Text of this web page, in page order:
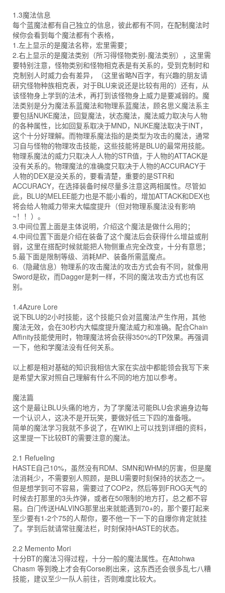
1.3魔法信息
每个蓝魔法都有自己独立的信息，彼此都有不同，在配制魔法时
候你会看到每个魔法都有个表格，
1.左上显示的是魔法名称，宏里需要；
2.右上显示的是魔法类别（所习得怪物类别-魔法类别），这里需
要特别注意，怪物类别和怪物相克表是有关系的，受到克制时和
克制别人时威力会有差异，（这里省略N百字，有兴趣的朋友请
研究怪物种族相克表，对于BLU来说还是比较有用的）还有，从
该怪物身上学到的法术，再打到该怪物身上威力是要减弱的。魔
法类别是分为魔法系蓝魔法和物理系蓝魔法，顾名思义魔法系主
要包括NUKE魔法，回复魔法，状态魔法，魔法威力取决与人物
的各种属性，比如回复系取决于MND，NUKE魔法取决于INT，
这个十分好理解。而物理系魔法指的是类型为攻击的魔法，通常
习自与怪物的物理攻击技能，这些技能将是BLU的最常用技能。
物理系魔法的威力只取决人人物的STR值，于人物的ATTACK是
没有关系的。物理魔法的准确度只取决于人物的ACCURACY于
人物的DEX是没关系的，要看清楚，重要的是STR和
ACCURACY，在选择装备时候尽量多注意这两相属性。尽管如
此，BLU的MELEE能力也是不能小看的，增加ATTACK和DEX也
将会给人物威力带来大幅度提升（但对物理系魔法没有影响
~！！）。
3.中间位置上面是主体说明，介绍这个魔法是做什么用的；
4.中间位置下面是介绍在装备了这个魔法后会获得什么增益或削
弱，这里在搭配时候就能把人物侧重点完全改变，十分有意思；
5.最下面是限制等级、消耗MP、装备所需蓝魔点。
6.（隐藏信息）物理系的攻击魔法的攻击方式会有不同，就像用
Sword是砍，而Dagger是刺一样，不同的魔法攻击方式也有区
别。
1.4Azure Lore
说下BLU的2小时技能，这个技能只会对蓝魔法产生作用，其他
魔法无效，会在30秒内大幅度提升魔法威力和准确。配合Chain
Affinity技能使用时，物理魔法将会获得350%的TP效果。再强调
一下，他和学魔法没有任何关系。
以上都是相对基础的知识我相信大家在实战中都能领会我写下来
是希望大家对照自己理解有什么不同的地方加以参考。
魔法篇
这个是最让BLU头痛的地方，为了学魔法可能BLU会求遍身边每
一个认识人，这决不是开玩笑，要做好低三下四的准备哦。
简单的魔法学习我就不多说了，在WIKI上可以找到详细的资料，
这里提一下比较BT的需要注意的魔法。
2.1 Refueling
HASTE自己10%，虽然没有RDM、SMN和WHM的厉害，但是魔
法消耗少，不需要别人照顾，是BLU需要时刻保持的状态之一。
但是想学到可不容易，需要过了COP2，然后等到FROG天气的
时候去打那里的3头炸弹，或者在50限制的地方打，总之都不容
易。白门传送HALVING那里出来就能遇到70+的，那个要打起来
至少要有1-2个75的人帮你，要不他一下一下的自爆你肯定就挂
了。学到后就请常驻魔法栏，时刻保持HASTE的状态。
2.2 Memento Mori
十分BT的魔法习得过程，十分一般的魔法属性。在Attohwa
Chasm 等到晚上才会有Corse刷出来，这东西还会很多乱七八糟
技能，建议至少一队人前往，否则难度比较大。